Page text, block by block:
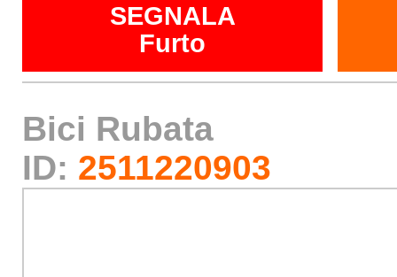
SEGNALA
Furto
Bici Rubata
ID: 2511220903